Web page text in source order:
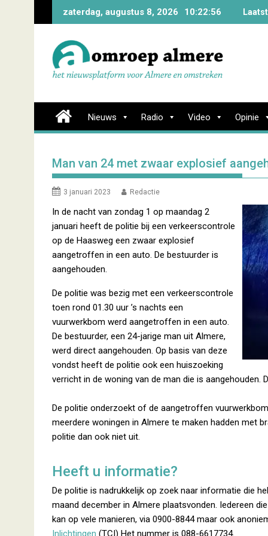
zaterdag, augustus 8, 2026 10:22:57
Nieuws Radio Video Opinie
Man van 24 met zwaar explosief
3 januari 2023 Redactie
In de nacht van zondag 1 op maandag 2
januari heeft de politie bij een verkeerscontrole
op de Haasweg een zwaar explosief
aangetroffen in een auto. De bestuurder is
aangehouden.
De politie was bezig met een verkeerscontrole
toen rond 01.30 uur ’s nachts een
vuurwerkbom werd aangetroffen in een auto.
De bestuurder, een 24-jarige man uit Almere,
werd direct aangehouden. Op basis van deze
vondst heeft de politie ook een huiszoeking
verricht in de woning van de man die is aangehouden.
De politie onderzoekt of de aangetroffen
meerdere woningen in Almere te maken hadden met
politie dan ook niet uit.
Heeft u informatie?
De politie is nadrukkelijk op zoek naar informatie die
maand december in Almere plaatsvonden. Iedereen
kan op vele manieren, via 0900-8844 maar ook
Inlichtingen (TCI) Het nummer is 088-6617734.